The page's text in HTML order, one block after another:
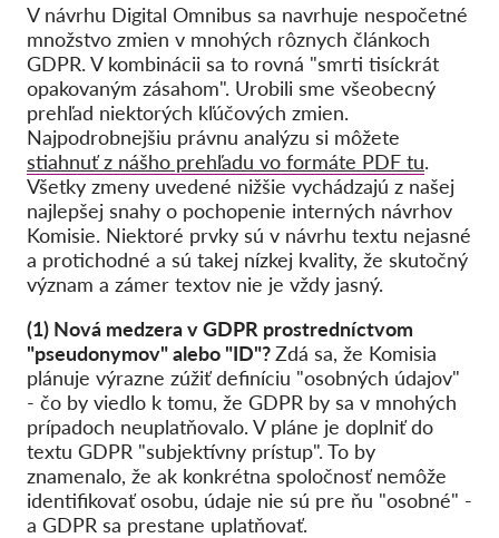
V návrhu Digital Omnibus sa navrhuje nespočetné
množstvo zmien v mnohých rôznych článkoch
GDPR. V kombinácii sa to rovná "smrti tisíckrát
opakovaným zásahom". Urobili sme všeobecný
prehľad niektorých kľúčových zmien.
Najpodrobnejšiu právnu analýzu si môžete
stiahnuť z nášho prehľadu vo formáte PDF tu.
Všetky zmeny uvedené nižšie vychádzajú z našej
najlepšej snahy o pochopenie interných návrhov
Komisie. Niektoré prvky sú v návrhu textu nejasné
a protichodné a sú takej nízkej kvality, že skutočný
význam a zámer textov nie je vždy jasný.
(1) Nová medzera v GDPR prostredníctvom
"pseudonymov" alebo "ID"?Zdá sa, že Komisia
plánuje výrazne zúžiť definíciu "osobných údajov"
- čo by viedlo k tomu, že GDPR by sa v mnohých
prípadoch neuplatňovalo. V pláne je doplniť do
textu GDPR "subjektívny prístup". To by
znamenalo, že ak konkrétna spoločnosť nemôže
identifikovať osobu, údaje nie sú pre ňu "osobné" -
a GDPR sa prestane uplatňovať.